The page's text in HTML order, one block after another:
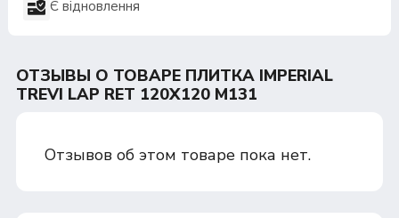
Є відновлення
ОТЗЫВЫ О ТОВАРЕ ПЛИТКА IMPERIAL
TREVI LAP RET 120Х120 M131
Отзывов об этом товаре пока нет.